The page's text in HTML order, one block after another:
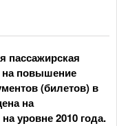
пассажирская
на повышение
(билетов) в
на
уровне 2010 года.